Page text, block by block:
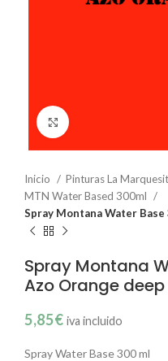
Inicio Pinturas La
MTN Water Based 300ml
Spray Montana Water
Spray Montana
Azo Orange deep
5,85€ iva incluido
Spray Water Base 300 ml